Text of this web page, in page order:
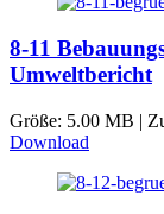
8-11
Umweltbericht
Größe: 5.00 MB |
Download